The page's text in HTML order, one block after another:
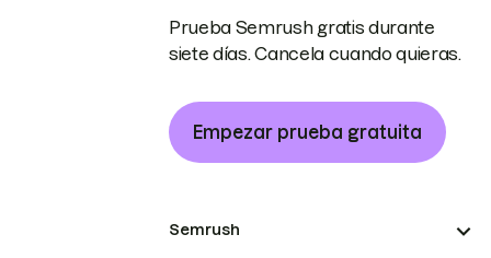
Prueba Semrush gratis durante
siete días. Cancela cuando quieras.
Empezar prueba gratuita
Semrush